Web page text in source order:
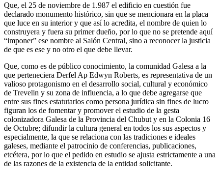
Que, el 25 de noviembre de 1.987 el edificio en cuestión fue
declarado monumento histórico, sin que se mencionara en la placa
que luce en su interior y que así lo acredita, el nombre de quien lo
construyera y fuera su primer dueño, por lo que no se pretende aquí
“imponer” ese nombre al Salón Central, sino a reconocer la justicia
de que es ese y no otro el que debe llevar.
Que, como es de público conocimiento, la comunidad Galesa a la
que perteneciera Derfel Ap Edwyn Roberts, es representativa de un
valioso protagonismo en el desarrollo social, cultural y económico
de Trevelin y su zona de influencia, a lo que debe agregarse que
entre sus fines estatutarios como persona jurídica sin fines de lucro
figuran los de fomentar y promover el estudio de la gesta
colonizadora Galesa de la Provincia del Chubut y en la Colonia 16
de Octubre; difundir la cultura general en todos los sus aspectos y
especialmente, la que se relaciona con las tradiciones e ideales
galeses, mediante el patrocinio de conferencias, publicaciones,
etcétera, por lo que el pedido en estudio se ajusta estrictamente a una
de las razones de la existencia de la entidad solicitante.